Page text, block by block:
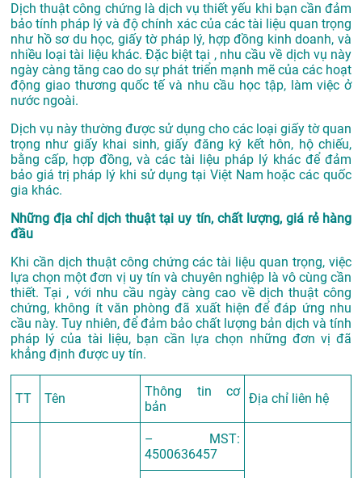
Dịch thuật công chứng là dịch vụ thiết yếu khi bạn cần đảm
bảo tính pháp lý và độ chính xác của các tài liệu quan trọng
như hồ sơ du học, giấy tờ pháp lý, hợp đồng kinh doanh, và
nhiều loại tài liệu khác. Đặc biệt tại , nhu cầu về dịch vụ này
ngày càng tăng cao do sự phát triển mạnh mẽ của các hoạt
động giao thương quốc tế và nhu cầu học tập, làm việc ở
nước ngoài.
Dịch vụ này thường được sử dụng cho các loại giấy tờ quan
trọng như giấy khai sinh, giấy đăng ký kết hôn, hộ chiếu,
bằng cấp, hợp đồng, và các tài liệu pháp lý khác để đảm
bảo giá trị pháp lý khi sử dụng tại Việt Nam hoặc các quốc
gia khác.
Những địa chỉ dịch thuật tại uy tín, chất lượng, giá rẻ hàng
đầu
Khi cần dịch thuật công chứng các tài liệu quan trọng, việc
lựa chọn một đơn vị uy tín và chuyên nghiệp là vô cùng cần
thiết. Tại , với nhu cầu ngày càng cao về dịch thuật công
chứng, không ít văn phòng đã xuất hiện để đáp ứng nhu
cầu này. Tuy nhiên, để đảm bảo chất lượng bản dịch và tính
pháp lý của tài liệu, bạn cần lựa chọn những đơn vị đã
khẳng định được uy tín.
TT Tên
Thông tin cơ
bản
Địa chỉ liên hệ
– MST:
4500636457